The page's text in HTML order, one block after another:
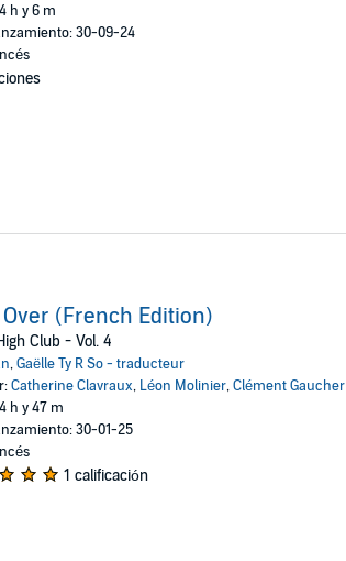
h y 6 m
30-09-24
(French Edition)
Club - Vol. 4
,Gaëlle Ty R So - traducteur
Catherine Clavraux, Léon Molinier,Clément Gaucher
h y 47 m
30-01-25
1 calificación